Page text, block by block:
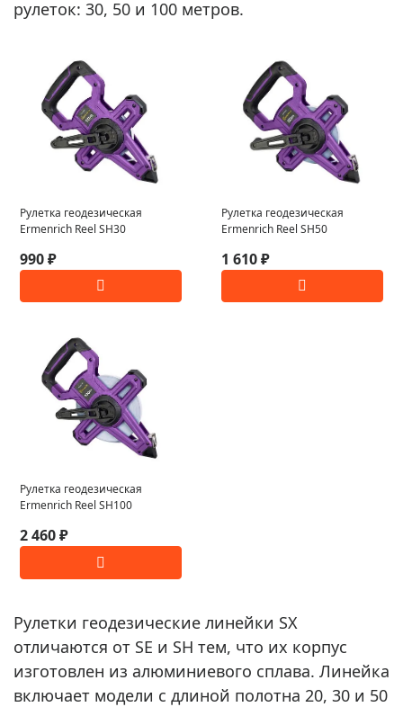
рулеток: 30, 50 и 100 метров.
Рулетка геодезическая
Ermenrich Reel SH30
990 ₽
Рулетка геодезическая
Ermenrich Reel SH50
1 610 ₽
Рулетка геодезическая
Ermenrich Reel SH100
2 460 ₽
Рулетки геодезические линейки SX
отличаются от SE и SH тем, что их корпус
изготовлен из алюминиевого сплава. Линейка
включает модели с длиной полотна 20, 30 и 50